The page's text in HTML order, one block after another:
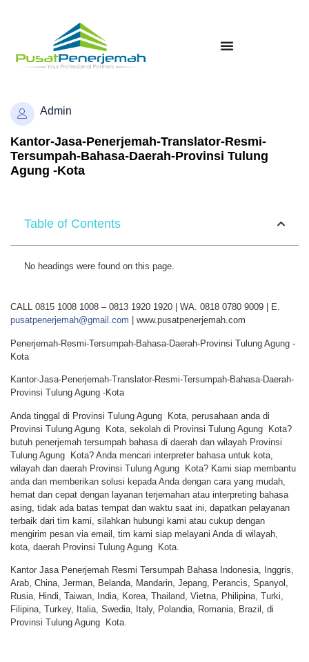
Admin
Kantor-Jasa-Penerjemah-Translator-Resmi-
Tersumpah-Bahasa-Daerah-Provinsi Tulung
Agung -Kota
Table of Contents
No headings were found on this page.
CALL 0815 1008 1008 – 0813 1920 1920 | WA. 0818 0780 9009 | E.
pusatpenerjemah@gmail.com | www.pusatpenerjemah.com
Penerjemah-Resmi-Tersumpah-Bahasa-Daerah-Provinsi Tulung Agung -
Kota
Kantor-Jasa-Penerjemah-Translator-Resmi-Tersumpah-Bahasa-Daerah-
Provinsi Tulung Agung -Kota
Anda tinggal di Provinsi Tulung Agung Kota, perusahaan anda di
Provinsi Tulung Agung Kota, sekolah di Provinsi Tulung Agung Kota?
butuh penerjemah tersumpah bahasa di daerah dan wilayah Provinsi
Tulung Agung Kota? Anda mencari interpreter bahasa untuk kota,
wilayah dan daerah Provinsi Tulung Agung Kota? Kami siap membantu
anda dan memberikan solusi kepada Anda dengan cara yang mudah,
hemat dan cepat dengan layanan terjemahan atau interpreting bahasa
asing, tidak ada batas tempat dan waktu saat ini, dapatkan pelayanan
terbaik dari tim kami, silahkan hubungi kami atau cukup dengan
mengirim pesan via email, tim kami siap melayani Anda di wilayah,
kota, daerah Provinsi Tulung Agung Kota.
Kantor Jasa Penerjemah Resmi Tersumpah Bahasa Indonesia, Inggris,
Arab, China, Jerman, Belanda, Mandarin, Jepang, Perancis, Spanyol,
Rusia, Hindi, Taiwan, India, Korea, Thailand, Vietna, Philipina, Turki,
Filipina, Turkey, Italia, Swedia, Italy, Polandia, Romania, Brazil, di
Provinsi Tulung Agung Kota.